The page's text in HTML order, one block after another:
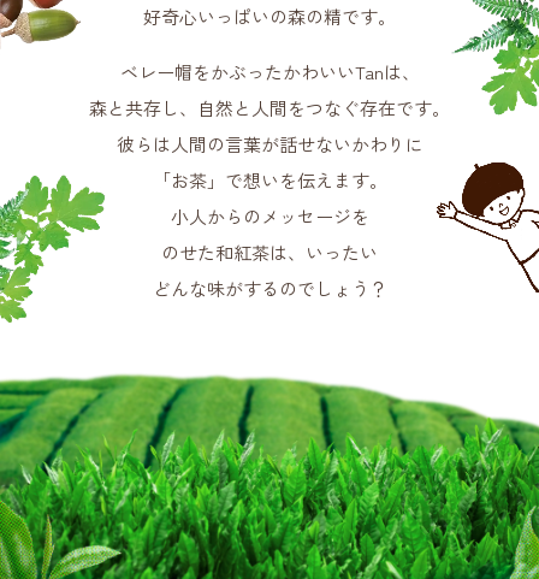
好奇心いっぱいの森の精です。
ベレー帽をかぶったかわいいTanは、
森と共存し、自然と人間をつなぐ存在です。
彼らは人間の言葉が話せないかわりに
「お茶」で想いを伝えます。
小人からのメッセージを
のせた和紅茶は、いったい
どんな味がするのでしょう？